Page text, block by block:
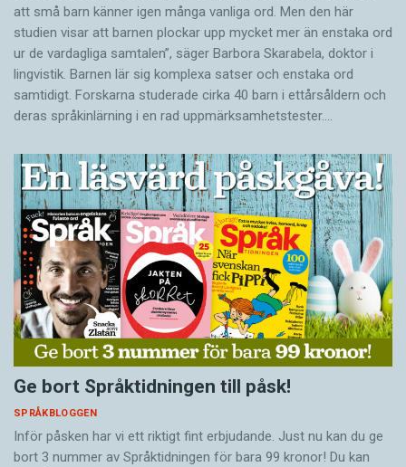
att små barn känner igen många vanliga ord. Men den här
studien visar att barnen plockar upp mycket mer än enstaka ord
ur de vardagliga samtalen”, säger Barbora Skarabela, doktor i
lingvistik. Barnen lär sig komplexa satser och enstaka ord
samtidigt. Forskarna studerade cirka 40 barn i ettårsåldern och
deras språkinlärning i en rad uppmärksamhetstester.…
Ge bort Språktidningen till påsk!
SPRÅKBLOGGEN
Inför påsken har vi ett riktigt fint erbjudande. Just nu kan du ge
bort 3 nummer av Språktidningen för bara 99 kronor! Du kan